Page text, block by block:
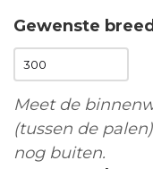
Gewenste
Meet de
(tussen de
nog buiten.